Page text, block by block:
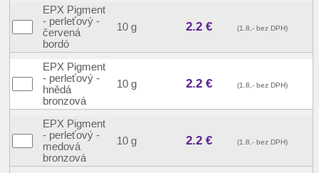
EPX Pigment
- perleťový -
červená
bordó
10 g 2.2 € (1.8,- bez DPH)
EPX Pigment
- perleťový -
hnědá
bronzová
10 g 2.2 € (1.8,- bez DPH)
EPX Pigment
- perleťový -
medová
bronzová
10 g 2.2 € (1.8,- bez DPH)